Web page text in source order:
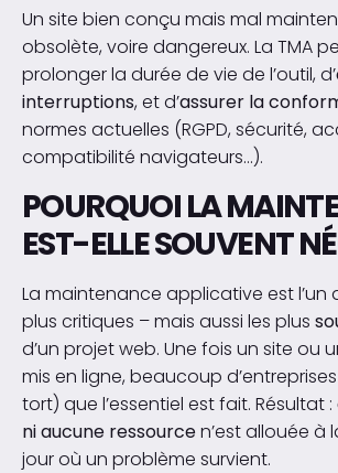
Un site bien conçu mais mal
obsolète, voire dangereux. La TMA
prolonger la durée de vie de l’outil, d’
interruptions, et d’assurer la
normes actuelles (RGPD, sécurité,
compatibilité navigateurs…).
POURQUOI LA
EST-ELLE SOUVENT
La maintenance applicative est l’un
plus critiques – mais aussi les plus
d’un projet web. Une fois un site ou
mis en ligne, beaucoup
tort) que l’essentiel est fait. Résultat :
ni aucune ressourcen’est allouée à
jour où un problème survient.